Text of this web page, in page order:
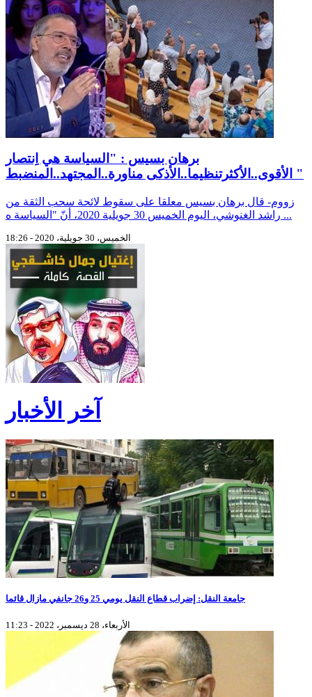
برهان بسيس : "السياسة هي اِنتصار
الأقوى..الأكثرتنظيما..الأذكى مناورة..المجتهد..المنضبط "
زووم- قال برهان بسيس معلقا على سقوط لائحة سحب الثقة من
راشد الغنوشي، اليوم الخميس 30 جويلية 2020، أنّ "السياسة ه ...
الخميس، 30 جويلية، 2020 - 18:26
آخر الأخبار
جامعة النقل: إضراب قطاع النقل يومي 25 و26 جانفي مازال قائما
الأربعاء، 28 ديسمبر، 2022 - 11:23